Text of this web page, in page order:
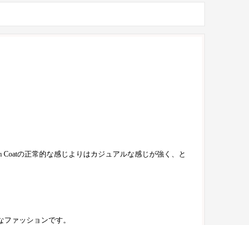
の正常的な感じよりはカジュアルな感じが強く、と
ァッションです。